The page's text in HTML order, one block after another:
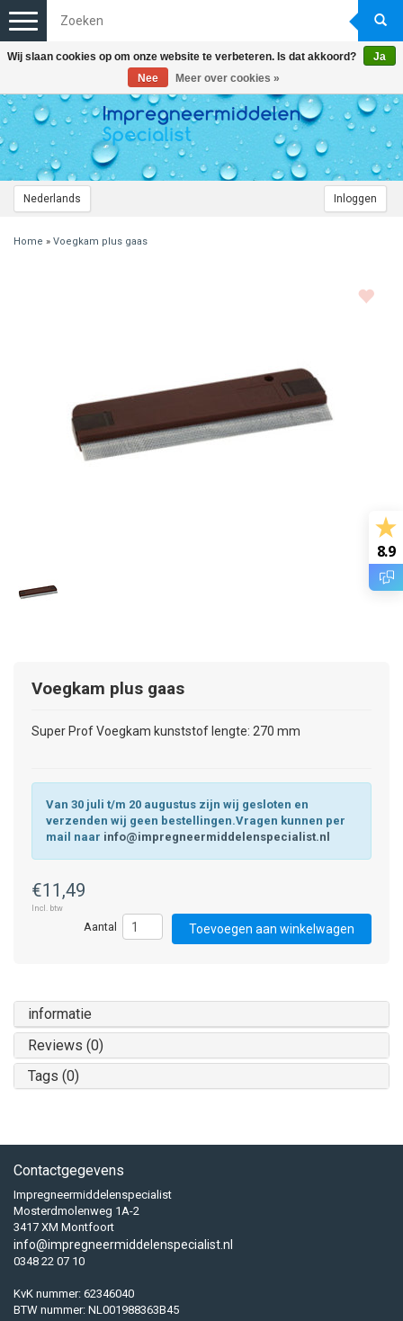
Nederlands Inloggen
Toggle
navigation
Home » Voegkam plus gaas
Voegkam plus gaas
Super Prof Voegkam kunststof lengte: 270 mm
Van 30 juli t/m 20 augustus zijn wij gesloten en
verzenden wij geen bestellingen.Vragen kunnen per
mail naar info@impregneermiddelenspecialist.nl
€11,49
Incl. btw
Toevoegen aan winkelwagen
informatie
Reviews (0)
Tags (0)
Contactgegevens
Impregneermiddelenspecialist
Mosterdmolenweg 1A-2
3417 XM Montfoort
info@impregneermiddelenspecialist.nl
0348 22 07 10
KvK nummer: 62346040
BTW nummer: NL001988363B45
8.9
Wij slaan cookies op om onze website te verbeteren. Is dat akkoord?
Ja
Nee
Meer over cookies »